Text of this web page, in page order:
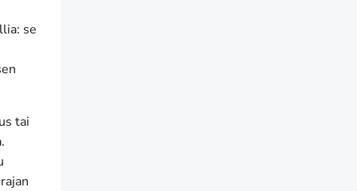
se
tai